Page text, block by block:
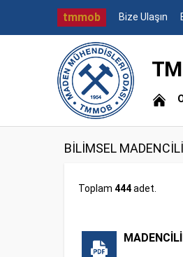
tmmob Bize Ulaşın
BİLİMSEL
Toplam 444adet.